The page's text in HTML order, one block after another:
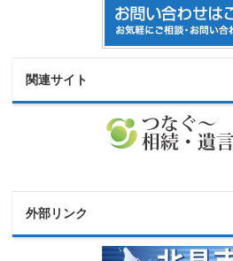
関連サイト
外部リンク